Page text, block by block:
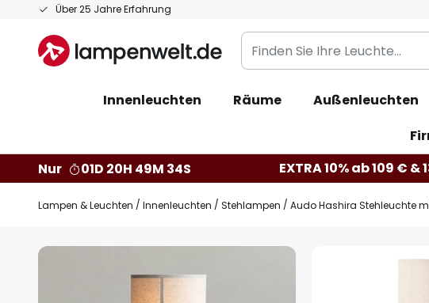
Über 25 Jahre Erfahrung
Zum
springen
Finden
Sie
Leuchte...
Innenleuchten Räume Außenleuchten
Nur
01D 20H 49M 33S EXTRA 10% ab 109 € &
Lampen & Leuchten Innenleuchten Stehlampen Audo Hashira Stehleuchte
Zum